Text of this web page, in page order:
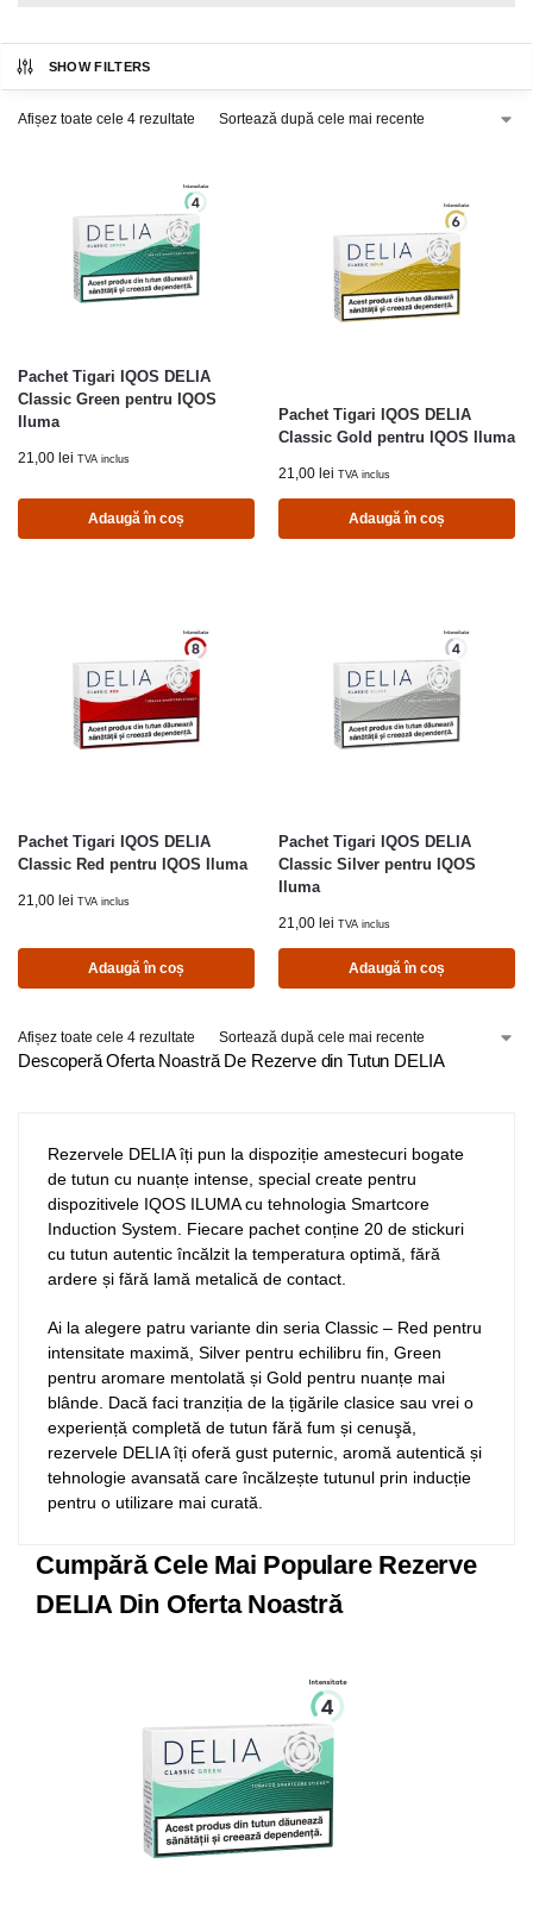
SHOW FILTERS
Afișez toate cele 4 rezultate
Pachet Tigari IQOS DELIA
Classic Green pentru IQOS
Iluma
21,00 lei TVA inclus
Adaugă în coș
Pachet Tigari IQOS DELIA
Classic Gold pentru IQOS Iluma
21,00 lei TVA inclus
Adaugă în coș
Pachet Tigari IQOS DELIA
Classic Red pentru IQOS Iluma
21,00 lei TVA inclus
Adaugă în coș
Pachet Tigari IQOS DELIA
Classic Silver pentru IQOS
Iluma
21,00 lei TVA inclus
Adaugă în coș
Afișez toate cele 4 rezultate
Descoperă Oferta Noastră De Rezerve din Tutun DELIA
Rezervele DELIA îți pun la dispoziție amestecuri bogate
de tutun cu nuanțe intense, special create pentru
dispozitivele IQOS ILUMA cu tehnologia Smartcore
Induction System. Fiecare pachet conține 20 de stickuri
cu tutun autentic încălzit la temperatura optimă, fără
ardere și fără lamă metalică de contact.
Ai la alegere patru variante din seria Classic – Red pentru
intensitate maximă, Silver pentru echilibru fin, Green
pentru aromare mentolată și Gold pentru nuanțe mai
blânde. Dacă faci tranziția de la țigările clasice sau vrei o
experiență completă de tutun fără fum și cenuşă,
rezervele DELIA îți oferă gust puternic, aromă autentică și
tehnologie avansată care încălzește tutunul prin inducție
pentru o utilizare mai curată.
Cumpără Cele Mai Populare Rezerve
DELIA Din Oferta Noastră